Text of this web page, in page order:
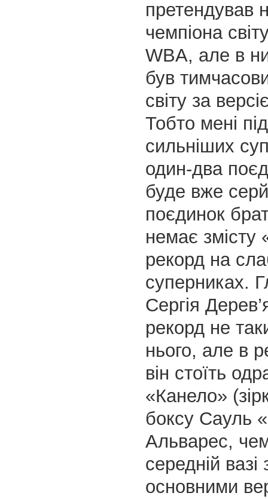
претендував
чемпіона
WBA, але в
був
світу за
Тобто мені
сильніших
один-два
буде вже
поєдинок
немає змісту
рекорд на
суперниках.
Сергія
рекорд не
нього, але в
він стоїть
«Канело»
боксу Сауль
Альварес,
середній
основними